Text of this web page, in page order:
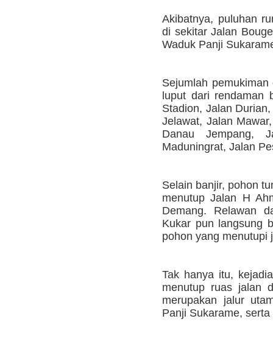
Akibatnya, puluhan
di sekitar Jalan
Waduk Panji
Sejumlah
luput dari rendaman
Stadion, Jalan
Jelawat, Jalan
Danau Jempang,
Maduningrat, Jalan
Selain banjir, pohon
menutup Jalan H
Demang. Relawan
Kukar pun langsung
pohon yang menutupi
Tak hanya itu,
menutup ruas jalan
merupakan jalur
Panji Sukarame,